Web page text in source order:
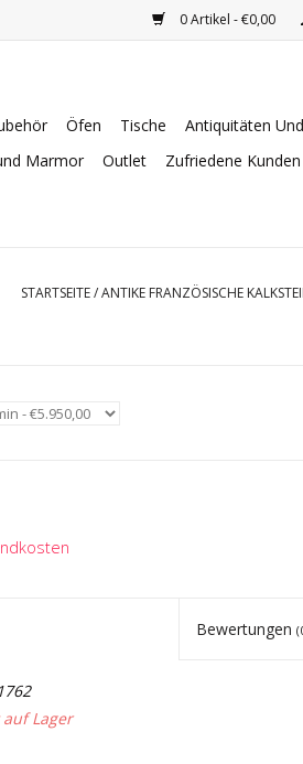
0 Artikel - €0,00
Öfen Tische
Antiquitäten
Marmor Outlet Zufriedene Kunden
STARTSEITE/ANTIKE FRANZÖSISCHE
Bewertungen
Lager